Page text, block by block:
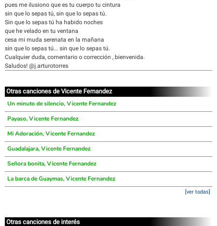
pues me ilusiono que es tu cuerpo tu cintura
sin que lo sepas tú, sin que lo sepas tú.
Sin que lo sepas tú ha habido noches
que he velado en tu ventana
cesa mi muda serenata en la mañana
sin que lo sepas tú... sin que lo sepas tú.
Cualquier duda, comentario o corrección , bienvenida.
Saludos! @j.arturotorres
Otras canciones de Vicente Fernandez
Un minuto de silencio, Vicente Fernandez
Payaso, Vicente Fernandez
Mi Adoración, Vicente Fernandez
Guadalajara, Vicente Fernandez
Señora bonita, Vicente Fernandez
La barca de Guaymas, Vicente Fernandez
[ver todas]
Otras canciones de interés